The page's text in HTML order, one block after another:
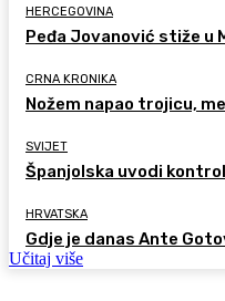
HERCEGOVINA
Peđa Jovanović stiže u
CRNA KRONIKA
Nožem napao trojicu,
SVIJET
Španjolska uvodi
HRVATSKA
Gdje je danas Ante
Učitaj više